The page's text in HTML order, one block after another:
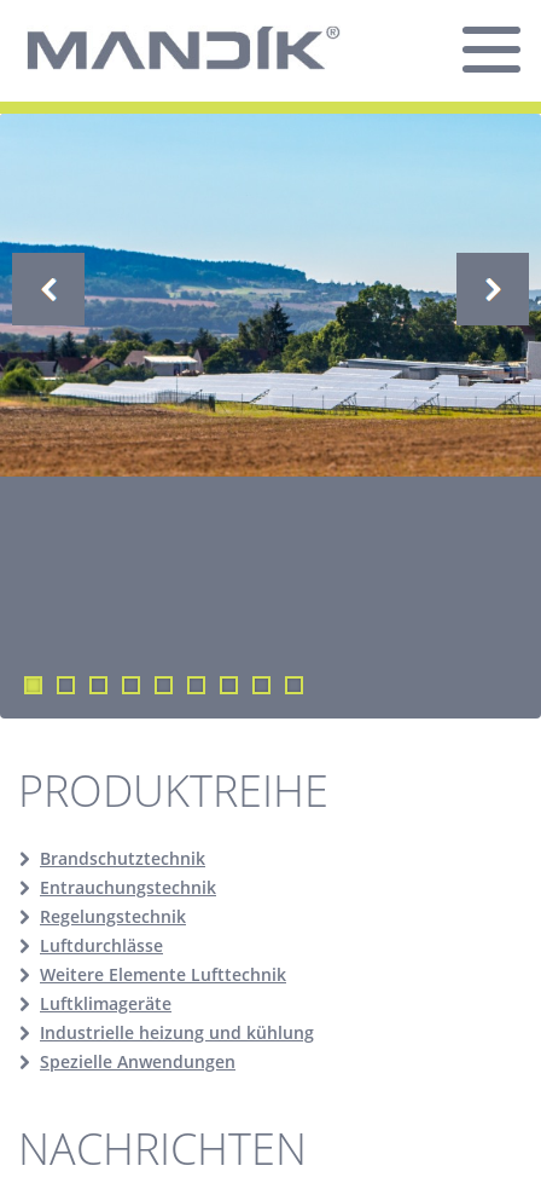
PRODUKTREIHE
Brandschutztechnik
Entrauchungstechnik
Regelungstechnik
Luftdurchlässe
Weitere Elemente Lufttechnik
Luftklimageräte
Industrielle heizung und kühlung
Spezielle Anwendungen
NACHRICHTEN